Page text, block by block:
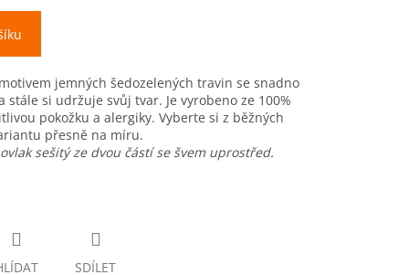
jemných šedozelených travin se snadno
si udržuje svůj tvar. Je vyrobeno ze 100%
pokožku a alergiky. Vyberte si z běžných
přesně na míru.
sešitý ze dvou částí se švem uprostřed.
SDÍLET